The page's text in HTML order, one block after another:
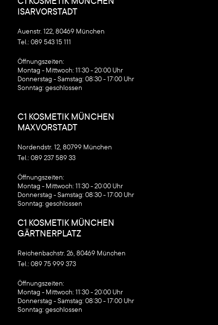
ISARVORSTADT
Auenstr. 122, 80469 München
Tel.: 089 543 15 111
‍Öffnungszeiten:
Montag - Mittwoch: 11:30 - 20:00 Uhr
Donnerstag - Samstag: 08:30 - 17:00 Uhr
Sonntag: geschlossen
C1 KOSMETIK MÜNCHEN
MAXVORSTADT
Nordendstr. 12, 80799 München
Tel.: 089 237 589 33
‍Öffnungszeiten:
Montag - Mittwoch: 11:30 - 20:00 Uhr
Donnerstag - Samstag: 08:30 - 17:00 Uhr
Sonntag: geschlossen
C1 KOSMETIK MÜNCHEN
GÄRTNERPLATZ
Reichenbachstr. 26, 80469 München
Tel.: 089 75 999 373
‍Öffnungszeiten:
Montag - Mittwoch: 11:30 - 20:00 Uhr
Donnerstag - Samstag: 08:30 - 17:00 Uhr
Sonntag: geschlossen